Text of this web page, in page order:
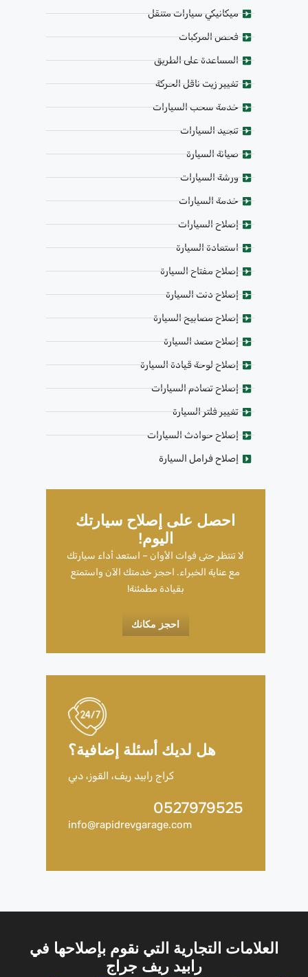
ميكانيكي سيارات متنقل
فحص المركبات
المساعدة على الطريق
تغيير زيت ناقل الحركة
خدمة سحب السيارات
تنجيد السيارات
صيانة السيارة
ورشة السيارات
خدمة السيارات
إصلاح السيارات
استعادة السيارة
إصلاح مفتاح السيارة
إصلاح دنت السيارة
إصلاح مصابيح السيارة
إصلاح مصد السيارة
إصلاح لوحة قيادة السيارة
إصلاح تصادم السيارات
تغيير فلتر السيارة
إصلاح حوادث السيارات
إصلاح فرامل السيارة
احصل على إصلاح سيارتك
اليوم!
لا تنتظر حتى فوات الأوان – استعد أداء سيارتك
مع عناية الخبراء. احجز خدمتك الآن واستمتع
بقيادة مطمئنة!
احجز مكانك
هل لديك أسئلة إضافية؟
كراج رابيد ريف، القوز، دبي
0527979525
info@rapidrevgarage.com
العلامات التجارية التي نقوم بإصلاحها في
رابيد ريف جراج